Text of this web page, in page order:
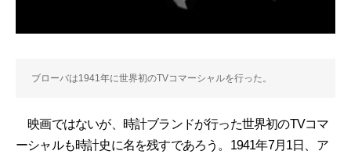
ブローバは1941年に世界初のTVコマーシャルを行った。
映画ではないが、時計ブランドが行った世界初のTVコマ
ーシャルも時計史に名を残すであろう。1941年7月1日、ア